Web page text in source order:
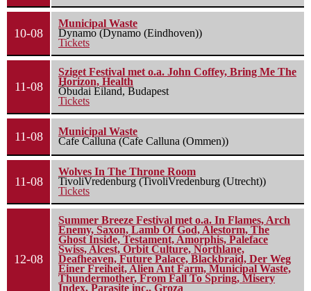
10-08
Municipal Waste
Dynamo (Dynamo (Eindhoven))
Tickets
11-08
Sziget Festival met o.a. John Coffey, Bring Me The
Horizon, Health
Óbudai Eiland, Budapest
Tickets
11-08
Municipal Waste
Cafe Calluna (Cafe Calluna (Ommen))
11-08
Wolves In The Throne Room
TivoliVredenburg (TivoliVredenburg (Utrecht))
Tickets
12-08
Summer Breeze Festival met o.a. In Flames, Arch
Enemy, Saxon, Lamb Of God, Alestorm, The
Ghost Inside, Testament, Amorphis, Paleface
Swiss, Alcest, Orbit Culture, Northlane,
Deafheaven, Future Palace, Blackbraid, Der Weg
Einer Freiheit, Alien Ant Farm, Municipal Waste,
Thundermother, From Fall To Spring, Misery
Index, Parasite inc., Groza